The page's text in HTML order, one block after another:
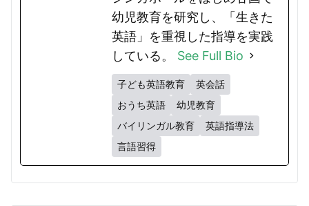
幼児教育を研究し、「生きた
英語」を重視した指導を実践
している。 See Full Bio
子ども英語教育
英会話
おうち英語
幼児教育
バイリンガル教育
英語指導法
言語習得